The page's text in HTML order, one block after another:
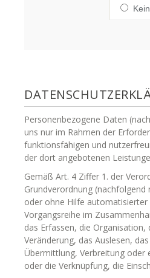
Personenbezogene Daten
uns nur im Rahmen der
funktionsfähigen und
der dort angebotenen
Gemäß Art. 4 Ziffer 1. der
Grundverordnung (nachfolgend
oder ohne Hilfe
Vorgangsreihe im
das Erfassen, die
Veränderung, das Auslesen,
Übermittlung, Verbreitung oder
oder die Verknüpfung, die